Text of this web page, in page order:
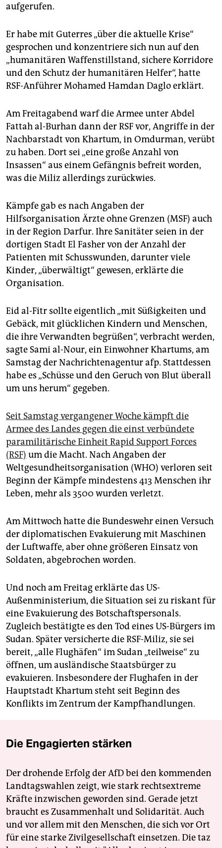
aufgerufen.
Er habe mit Guterres „über die aktuelle Krise“
gesprochen und konzentriere sich nun auf den
„humanitären Waffenstillstand, sichere Korridore
und den Schutz der humanitären Helfer“, hatte
RSF-Anführer Mohamed Hamdan Daglo erklärt.
Am Freitagabend warf die Armee unter Abdel
Fattah al-Burhan dann der RSF vor, Angriffe in der
Nachbarstadt von Khartum, in Omdurman, verübt
zu haben. Dort sei „eine große Anzahl von
Insassen“ aus einem Gefängnis befreit worden,
was die Miliz allerdings zurückwies.
Kämpfe gab es nach Angaben der
Hilfsorganisation Ärzte ohne Grenzen (MSF) auch
in der Region Darfur. Ihre Sanitäter seien in der
dortigen Stadt El Fasher von der Anzahl der
Patienten mit Schusswunden, darunter viele
Kinder, „überwältigt“ gewesen, erklärte die
Organisation.
Eid al-Fitr sollte eigentlich „mit Süßigkeiten und
Gebäck, mit glücklichen Kindern und Menschen,
die ihre Verwandten begrüßen“, verbracht werden,
sagte Sami al-Nour, ein Einwohner Khartums, am
Samstag der Nachrichtenagentur afp. Stattdessen
habe es „Schüsse und den Geruch von Blut überall
um uns herum“ gegeben.
Seit Samstag vergangener Woche kämpft die
Armee des Landes gegen die einst verbündete
paramilitärische Einheit Rapid Support Forces
(RSF) um die Macht. Nach Angaben der
Weltgesundheitsorganisation (WHO) verloren seit
Beginn der Kämpfe mindestens 413 Menschen ihr
Leben, mehr als 3500 wurden verletzt.
Am Mittwoch hatte die Bundeswehr einen Versuch
der diplomatischen Evakuierung mit Maschinen
der Luftwaffe, aber ohne größeren Einsatz von
Soldaten, abgebrochen worden.
Und noch am Freitag erklärte das US-
Außenministerium, die Situation sei zu riskant für
eine Evakuierung des Botschaftspersonals.
Zugleich bestätigte es den Tod eines US-Bürgers im
Sudan. Später versicherte die RSF-Miliz, sie sei
bereit, „alle Flughäfen“ im Sudan „teilweise“ zu
öffnen, um ausländische Staatsbürger zu
evakuieren. Insbesondere der Flughafen in der
Hauptstadt Khartum steht seit Beginn des
Konflikts im Zentrum der Kampfhandlungen.
Die Engagierten stärken
Der drohende Erfolg der AfD bei den kommenden
Landtagswahlen zeigt, wie stark rechtsextreme
Kräfte inzwischen geworden sind. Gerade jetzt
braucht es Zusammenhalt und Solidarität. Auch
und vor allem mit den Menschen, die sich vor Ort
für eine starke Zivilgesellschaft einsetzen. Die taz